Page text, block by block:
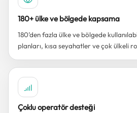
180+ ülke ve bölgede kapsama
180’den fazla ülke ve bölgede
planları, kısa seyahatler ve çok ülkeli
Çoklu operatör desteği